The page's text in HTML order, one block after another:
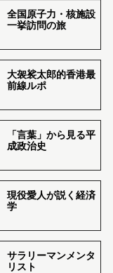
全国原子力・核施設
一挙訪問の旅
大袈裟太郎的香港最
前線ルポ
「言葉」から見る平
成政治史
現役愛人が説く経済
学
サラリーマンメンタ
リスト